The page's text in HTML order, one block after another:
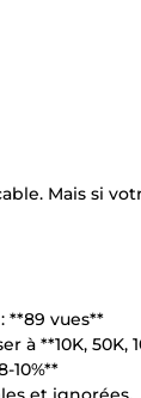
Mais si
**89 vues**
à **10K, 50K,
10%**